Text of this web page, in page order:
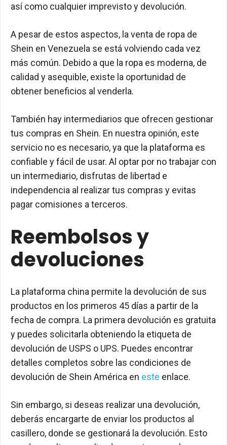
así como cualquier imprevisto y devolución.
A pesar de estos aspectos, la venta de ropa de
Shein en Venezuela se está volviendo cada vez
más común. Debido a que la ropa es moderna, de
calidad y asequible, existe la oportunidad de
obtener beneficios al venderla.
También hay intermediarios que ofrecen gestionar
tus compras en Shein. En nuestra opinión, este
servicio no es necesario, ya que la plataforma es
confiable y fácil de usar. Al optar por no trabajar con
un intermediario, disfrutas de libertad e
independencia al realizar tus compras y evitas
pagar comisiones a terceros.
Reembolsos y
devoluciones
La plataforma china permite la devolución de sus
productos en los primeros 45 días a partir de la
fecha de compra. La primera devolución es gratuita
y puedes solicitarla obteniendo la etiqueta de
devolución de USPS o UPS. Puedes encontrar
detalles completos sobre las condiciones de
devolución de Shein América en este enlace.
Sin embargo, si deseas realizar una devolución,
deberás encargarte de enviar los productos al
casillero, donde se gestionará la devolución. Esto